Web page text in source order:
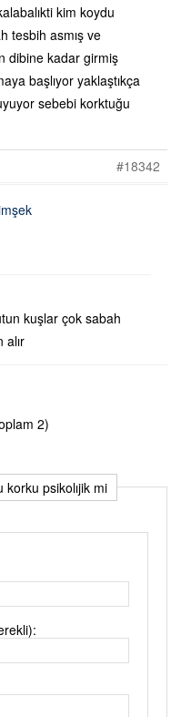
kim koydu
tesbih asmış ve
dibine kadar girmiş
başlıyor yaklaştıkça
sebebi korktuğu
#18342
kuşlar çok sabah
alır
2)
korku psikolıjik mi